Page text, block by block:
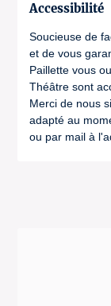
Accessibilité
Soucieuse de
et de vous
Paillette vous
Théâtre sont
Merci de nous
adapté au
ou par mail à